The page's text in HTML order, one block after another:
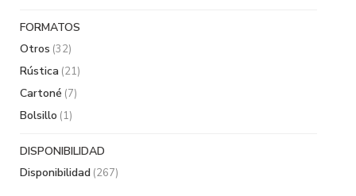
FORMATOS
Otros (32)
Rústica (21)
Cartoné (7)
Bolsillo (1)
DISPONIBILIDAD
Disponibilidad (267)